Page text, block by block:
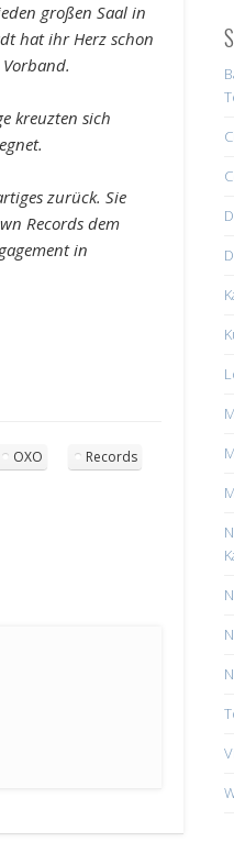
großen Saal in
hat ihr Herz schon
kreuzten sich
zurück. Sie
Records dem
in
OXO Records